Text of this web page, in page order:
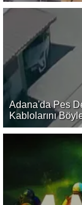
Adana'da Pes
Kablolarını